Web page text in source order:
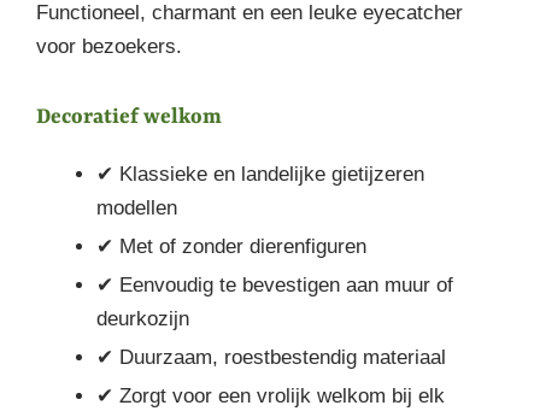
Functioneel, charmant en een leuke eyecatcher
voor bezoekers.
Decoratief welkom
✔ Klassieke en landelijke gietijzeren
modellen
✔ Met of zonder dierenfiguren
✔ Eenvoudig te bevestigen aan muur of
deurkozijn
✔ Duurzaam, roestbestendig materiaal
✔ Zorgt voor een vrolijk welkom bij elk